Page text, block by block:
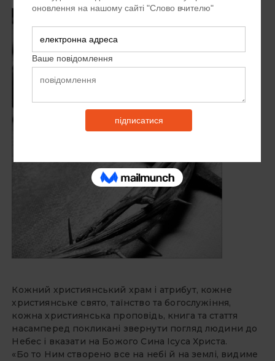
Кожний християнський храм і атрибут, кожне
християнське свято, таїнство та богослужіння,
кожна християнська проповідь, книга та стаття
насамперед покликані звернути погляд людини до
Небес і вказати на Божого Сина Ісуса Христа.
«Бо то Ним створено все на небі й на землі, видиме